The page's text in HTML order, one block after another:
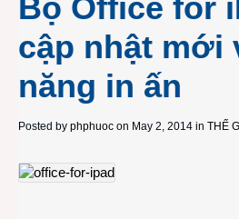
Bộ Office for
cập nhật mới
năng in ấn
Posted by phphuoc on May 2, 2014 in THẾ